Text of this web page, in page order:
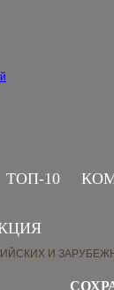
ТОП-10
И